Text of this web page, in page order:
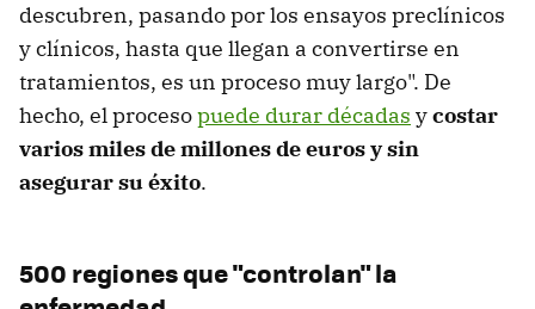
descubren, pasando por los ensayos preclínicos
y clínicos, hasta que llegan a convertirse en
tratamientos, es un proceso muy largo". De
hecho, el procesopuede durar décadas ycostar
varios miles de millones de euros y sin
asegurar su éxito.
500 regiones que "controlan" la